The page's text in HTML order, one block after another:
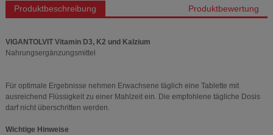
Produktbeschreibung Produktbewertung
VIGANTOLVIT Vitamin D3, K2 und Kalzium
Nahrungsergänzungsmittel
Für optimale Ergebnisse nehmen Erwachsene täglich eine Tablette mit
ausreichend Flüssigkeit zu einer Mahlzeit ein. Die empfohlene tägliche Dosis
darf nicht überschritten werden.
Wichtige Hinweise